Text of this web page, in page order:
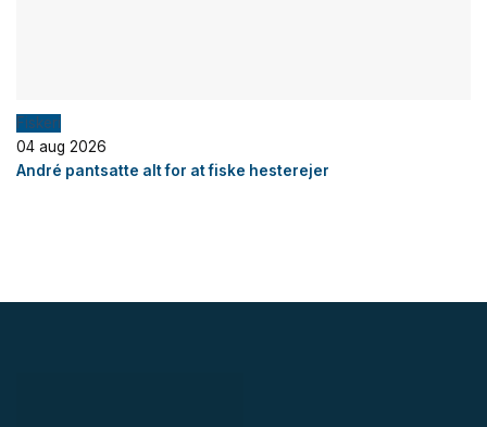
Fiskeri
04 aug 2026
André pantsatte alt for at fiske hesterejer